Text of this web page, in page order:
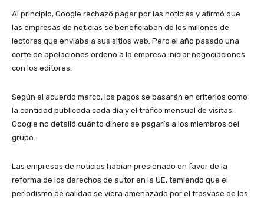
Al principio, Google rechazó pagar por las noticias y afirmó que
las empresas de noticias se beneficiaban de los millones de
lectores que enviaba a sus sitios web. Pero el año pasado una
corte de apelaciones ordenó a la empresa iniciar negociaciones
con los editores.
Según el acuerdo marco, los pagos se basarán en criterios como
la cantidad publicada cada día y el tráfico mensual de visitas.
Google no detalló cuánto dinero se pagaría a los miembros del
grupo.
Las empresas de noticias habían presionado en favor de la
reforma de los derechos de autor en la UE, temiendo que el
periodismo de calidad se viera amenazado por el trasvase de los